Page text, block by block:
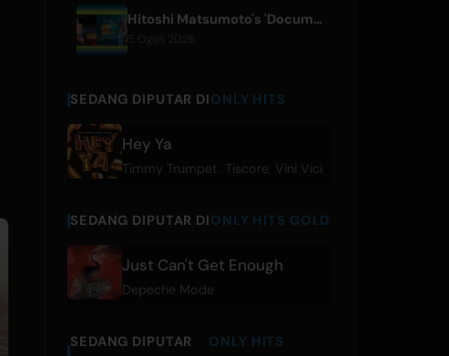
Hitoshi Matsumoto's 'Documental' Format to Launch US Version
SEDANG DIPUTAR DIONLY HITS
Hey Ya
Timmy Trumpet Tiscore Vini Vici
SEDANG DIPUTAR DIONLY HITS GOLD
Just Can't Get Enough
Depeche Mode
SEDANG DIPUTAR
ONLY HITS